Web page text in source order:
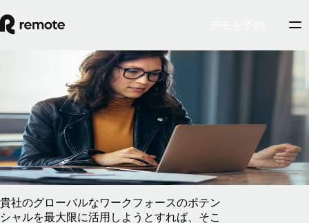
情報センター
非同期な働き方が必要な理由
By Marcelo Lebre
2025年2月5日
貴社のグローバルなワークフォースのポテン
シャルを最大限に活用しようとすれば、そこ